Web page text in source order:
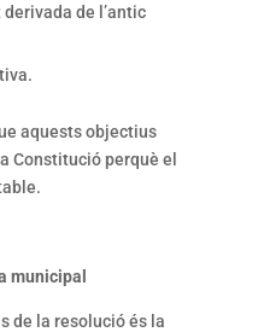
de l’antic
aquests objectius
Constitució perquè el
municipal
de la resolució és la